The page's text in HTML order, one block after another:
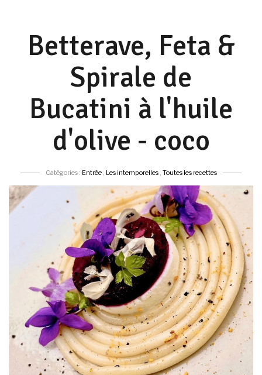
Betterave, Feta &
Spirale de
Bucatini à l'huile
d'olive - coco
Catégories : Entrée, Les intemporelles, Toutes les recettes